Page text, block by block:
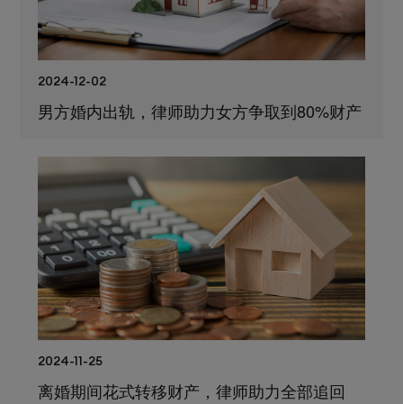
2024-12-02
男方婚内出轨，律师助力女方争取到80%财产
2024-11-25
离婚期间花式转移财产，律师助力全部追回